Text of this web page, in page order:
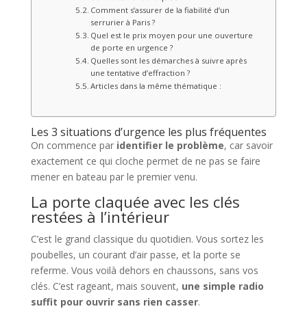
Comment s’assurer de la fiabilité d’un
serrurier à Paris ?
Quel est le prix moyen pour une ouverture
de porte en urgence ?
Quelles sont les démarches à suivre après
une tentative d’effraction ?
Articles dans la même thématique :
Les 3 situations d’urgence les plus fréquentes
On commence par identifier le problème, car savoir
exactement ce qui cloche permet de ne pas se faire
mener en bateau par le premier venu.
La porte claquée avec les clés
restées à l’intérieur
C’est le grand classique du quotidien. Vous sortez les
poubelles, un courant d’air passe, et la porte se
referme. Vous voilà dehors en chaussons, sans vos
clés. C’est rageant, mais souvent, une simple radio
suffit pour ouvrir sans rien casser.